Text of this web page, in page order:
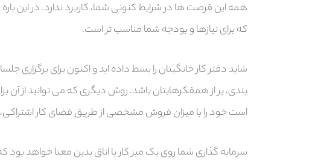
همه این فرصت ها در شرایط کنونی شما، کاربرد ندارد. در این
که برای نیازها و بودجه شما مناسب تر است.
شاید دفتر کار خانگیتان را بسط داده اید و اکنون برای برگزاری
بندی، پر از همفکرهایتان باشد. روش دیگری که می توانید از
است خود را با میزان فروش مشخصی از طریق فضای کار